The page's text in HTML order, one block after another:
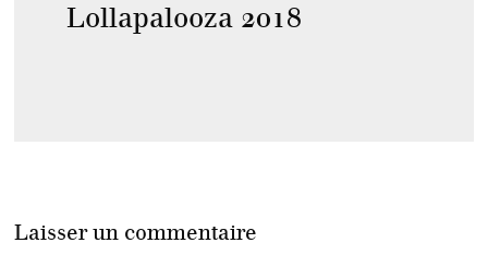
Lollapalooza 2018
Laisser un commentaire